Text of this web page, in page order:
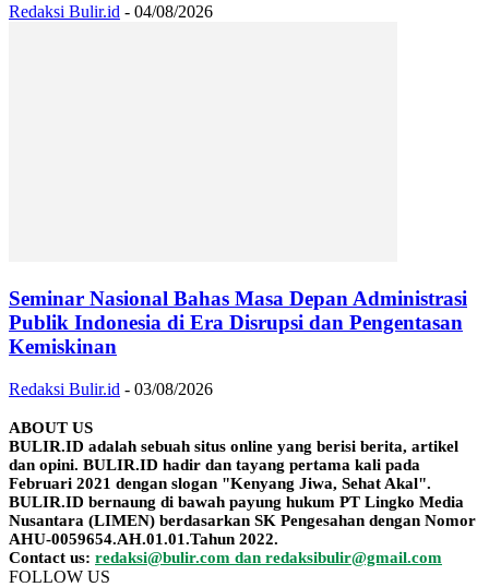
Redaksi Bulir.id - 04/08/2026
Seminar Nasional Bahas Masa Depan Administrasi
Publik Indonesia di Era Disrupsi dan Pengentasan
Kemiskinan
Redaksi Bulir.id - 03/08/2026
ABOUT US
BULIR.ID adalah sebuah situs online yang berisi berita, artikel
dan opini. BULIR.ID hadir dan tayang pertama kali pada
Februari 2021 dengan slogan "Kenyang Jiwa, Sehat Akal".
BULIR.ID bernaung di bawah payung hukum PT Lingko Media
Nusantara (LIMEN) berdasarkan SK Pengesahan dengan Nomor
AHU-0059654.AH.01.01.Tahun 2022.
Contact us: redaksi@bulir.com dan redaksibulir@gmail.com
FOLLOW US